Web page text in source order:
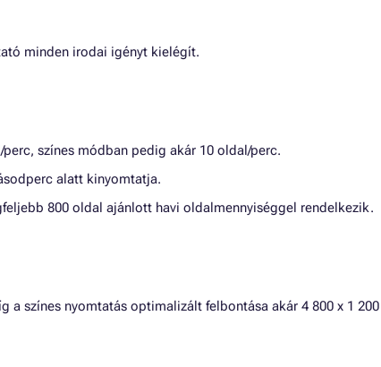
minden irodai igényt kielégít.
színes módban pedig akár 10 oldal/perc.
alatt kinyomtatja.
800 oldal ajánlott havi oldalmennyiséggel rendelkezik.
a színes nyomtatás optimalizált felbontása akár 4 800 x 1